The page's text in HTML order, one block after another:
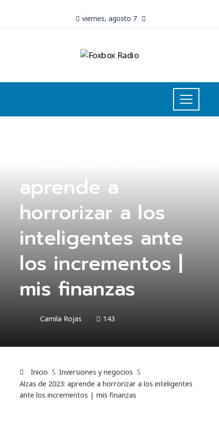
viernes, agosto 7
aprende a
horrorizar a los
inteligentes ante
los incrementos |
mis finanzas
Camila Rojas 143
Inicio
Inversiones y negocios
Alzas de 2023: aprende a horrorizar a los inteligentes
ante los incrementos | mis finanzas